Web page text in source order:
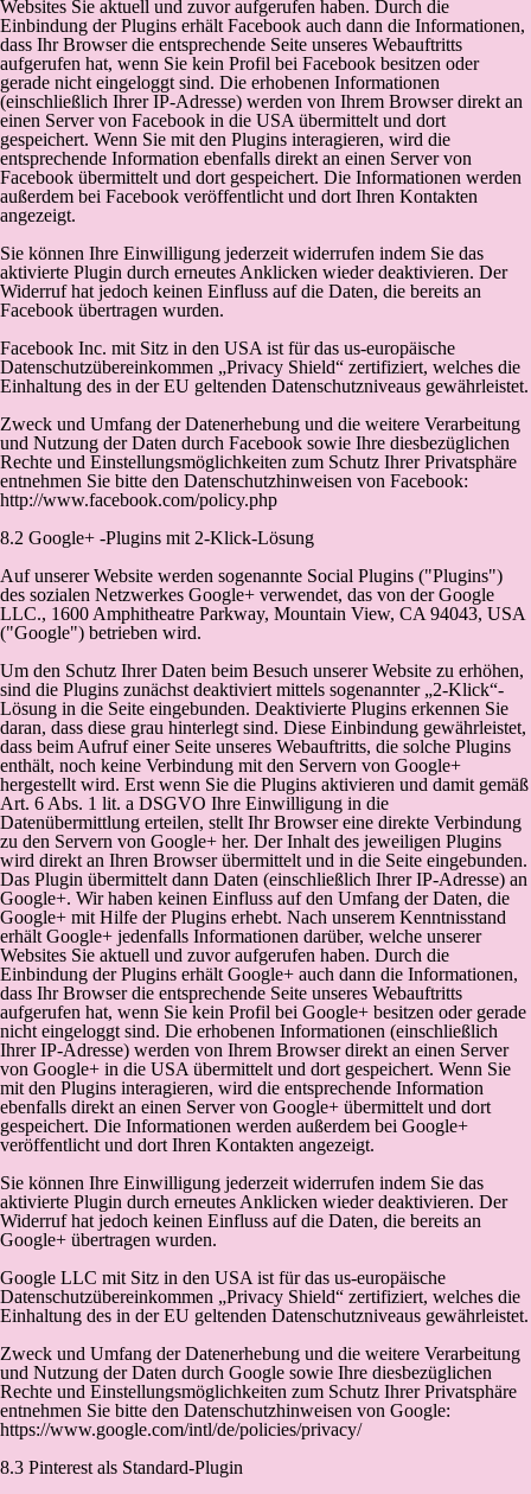
Websites Sie aktuell und zuvor aufgerufen haben. Durch die
Einbindung der Plugins erhält Facebook auch dann die Informationen,
dass Ihr Browser die entsprechende Seite unseres Webauftritts
aufgerufen hat, wenn Sie kein Profil bei Facebook besitzen oder
gerade nicht eingeloggt sind. Die erhobenen Informationen
(einschließlich Ihrer IP-Adresse) werden von Ihrem Browser direkt an
einen Server von Facebook in die USA übermittelt und dort
gespeichert. Wenn Sie mit den Plugins interagieren, wird die
entsprechende Information ebenfalls direkt an einen Server von
Facebook übermittelt und dort gespeichert. Die Informationen werden
außerdem bei Facebook veröffentlicht und dort Ihren Kontakten
angezeigt.
Sie können Ihre Einwilligung jederzeit widerrufen indem Sie das
aktivierte Plugin durch erneutes Anklicken wieder deaktivieren. Der
Widerruf hat jedoch keinen Einfluss auf die Daten, die bereits an
Facebook übertragen wurden.
Facebook Inc. mit Sitz in den USA ist für das us-europäische
Datenschutzübereinkommen „Privacy Shield“ zertifiziert, welches die
Einhaltung des in der EU geltenden Datenschutzniveaus gewährleistet.
Zweck und Umfang der Datenerhebung und die weitere Verarbeitung
und Nutzung der Daten durch Facebook sowie Ihre diesbezüglichen
Rechte und Einstellungsmöglichkeiten zum Schutz Ihrer Privatsphäre
entnehmen Sie bitte den Datenschutzhinweisen von Facebook:
http://www.facebook.com/policy.php
8.2 Google+ -Plugins mit 2-Klick-Lösung
Auf unserer Website werden sogenannte Social Plugins ("Plugins")
des sozialen Netzwerkes Google+ verwendet, das von der Google
LLC., 1600 Amphitheatre Parkway, Mountain View, CA 94043, USA
("Google") betrieben wird.
Um den Schutz Ihrer Daten beim Besuch unserer Website zu erhöhen,
sind die Plugins zunächst deaktiviert mittels sogenannter „2-Klick“-
Lösung in die Seite eingebunden. Deaktivierte Plugins erkennen Sie
daran, dass diese grau hinterlegt sind. Diese Einbindung gewährleistet,
dass beim Aufruf einer Seite unseres Webauftritts, die solche Plugins
enthält, noch keine Verbindung mit den Servern von Google+
hergestellt wird. Erst wenn Sie die Plugins aktivieren und damit gemäß
Art. 6 Abs. 1 lit. a DSGVO Ihre Einwilligung in die
Datenübermittlung erteilen, stellt Ihr Browser eine direkte Verbindung
zu den Servern von Google+ her. Der Inhalt des jeweiligen Plugins
wird direkt an Ihren Browser übermittelt und in die Seite eingebunden.
Das Plugin übermittelt dann Daten (einschließlich Ihrer IP-Adresse) an
Google+. Wir haben keinen Einfluss auf den Umfang der Daten, die
Google+ mit Hilfe der Plugins erhebt. Nach unserem Kenntnisstand
erhält Google+ jedenfalls Informationen darüber, welche unserer
Websites Sie aktuell und zuvor aufgerufen haben. Durch die
Einbindung der Plugins erhält Google+ auch dann die Informationen,
dass Ihr Browser die entsprechende Seite unseres Webauftritts
aufgerufen hat, wenn Sie kein Profil bei Google+ besitzen oder gerade
nicht eingeloggt sind. Die erhobenen Informationen (einschließlich
Ihrer IP-Adresse) werden von Ihrem Browser direkt an einen Server
von Google+ in die USA übermittelt und dort gespeichert. Wenn Sie
mit den Plugins interagieren, wird die entsprechende Information
ebenfalls direkt an einen Server von Google+ übermittelt und dort
gespeichert. Die Informationen werden außerdem bei Google+
veröffentlicht und dort Ihren Kontakten angezeigt.
Sie können Ihre Einwilligung jederzeit widerrufen indem Sie das
aktivierte Plugin durch erneutes Anklicken wieder deaktivieren. Der
Widerruf hat jedoch keinen Einfluss auf die Daten, die bereits an
Google+ übertragen wurden.
Google LLC mit Sitz in den USA ist für das us-europäische
Datenschutzübereinkommen „Privacy Shield“ zertifiziert, welches die
Einhaltung des in der EU geltenden Datenschutzniveaus gewährleistet.
Zweck und Umfang der Datenerhebung und die weitere Verarbeitung
und Nutzung der Daten durch Google sowie Ihre diesbezüglichen
Rechte und Einstellungsmöglichkeiten zum Schutz Ihrer Privatsphäre
entnehmen Sie bitte den Datenschutzhinweisen von Google:
https://www.google.com/intl/de/policies/privacy/
8.3 Pinterest als Standard-Plugin